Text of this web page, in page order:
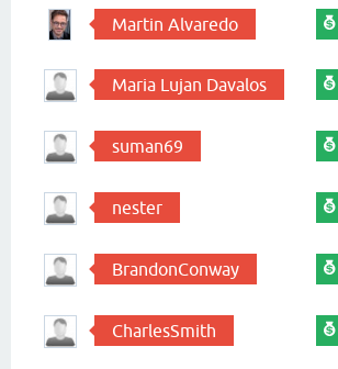
Martin Alvaredo
Maria Lujan Davalos
suman69
nester
BrandonConway
CharlesSmith